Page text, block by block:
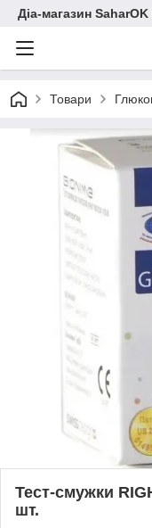
Діа-магазин
Товари
Тест-смужки
шт.